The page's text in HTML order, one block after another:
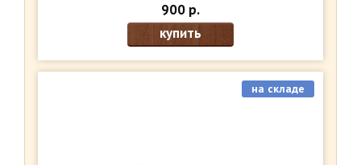
900 р.
купить
на складе